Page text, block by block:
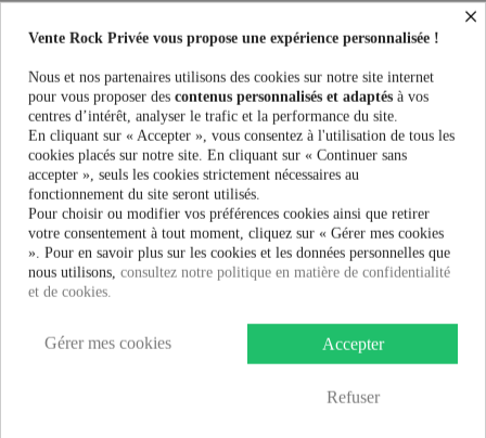
Plus que100,00 € et la livraison est offerte !
Guide des tailles
En savoir plus
Fiche technique
Marque
×
Vente Rock Privée vous propose une expérience personnalisée !
Nous et nos partenaires utilisons des cookies sur notre site internet
pour vous proposer des contenus personnalisés et adaptés à vos
centres d’intérêt, analyser le trafic et la performance du site.
En cliquant sur « Accepter », vous consentez à l'utilisation de tous les
cookies placés sur notre site. En cliquant sur « Continuer sans
accepter », seuls les cookies strictement nécessaires au
fonctionnement du site seront utilisés.
Pour choisir ou modifier vos préférences cookies ainsi que retirer
votre consentement à tout moment, cliquez sur « Gérer mes cookies
». Pour en savoir plus sur les cookies et les données personnelles que
nous utilisons, consultez notre politique en matière de confidentialité
et de cookies.
Accepter
Refuser
Gérer mes cookies